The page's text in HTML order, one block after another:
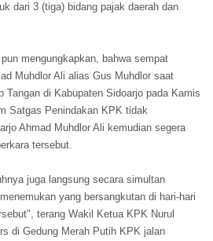
dari 3 (tiga) bidang pajak daerah dan
mengungkapkan, bahwa sempat
Muhdlor Ali alias Gus Muhdlor saat
Tangan di Kabupaten Sidoarjo pada Kamis
Satgas Penindakan KPK tidak
Ahmad Muhdlor Ali kemudian segera
tersebut.
juga langsung secara simultan
yang bersangkutan di hari-hari
terang Wakil Ketua KPK Nurul
di Gedung Merah Putih KPK jalan